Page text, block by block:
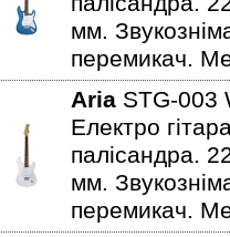
мм.
перемикач.
Aria STG-003
Електро
палісандра.
мм.
перемикач.